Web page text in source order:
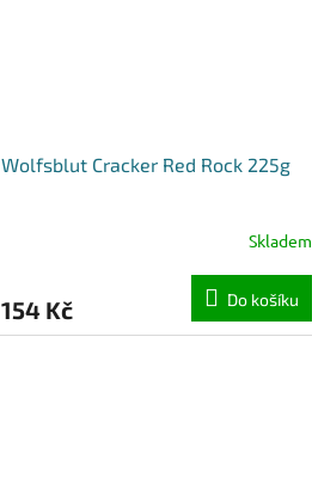
Wolfsblut Cracker Red Rock 225g
Skladem
154 Kč Do košíku